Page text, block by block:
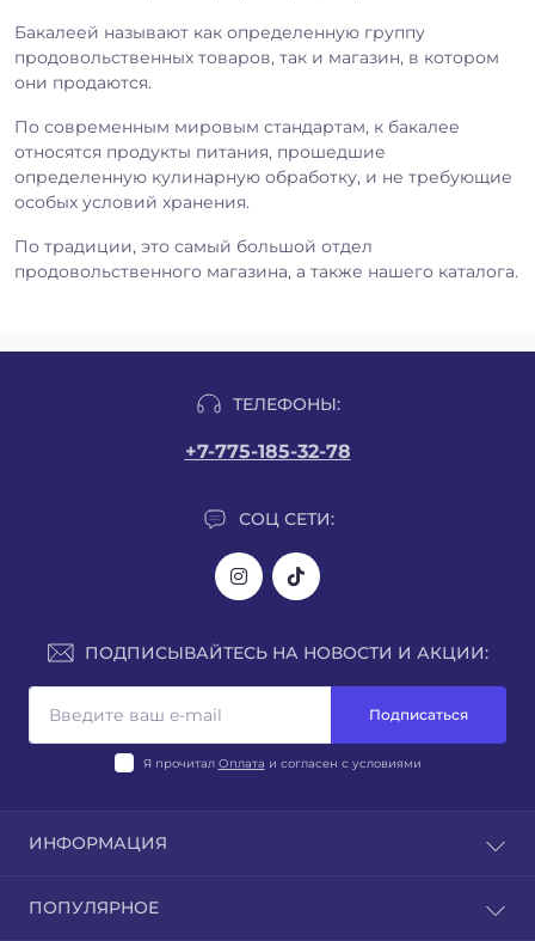
Бакалеей называют как определенную группу
продовольственных товаров, так и магазин, в котором
они продаются.
По современным мировым стандартам, к бакалее
относятся продукты питания, прошедшие
определенную кулинарную обработку, и не требующие
особых условий хранения.
По традиции, это самый большой отдел
продовольственного магазина, а также нашего каталога.
ТЕЛЕФОНЫ:
+7-775-185-32-78
СОЦ СЕТИ:
ПОДПИСЫВАЙТЕСЬ НА НОВОСТИ И АКЦИИ:
Подписаться
Я прочитал Оплата и согласен с условиями
ИНФОРМАЦИЯ
Отзывы
ПОПУЛЯРНОЕ